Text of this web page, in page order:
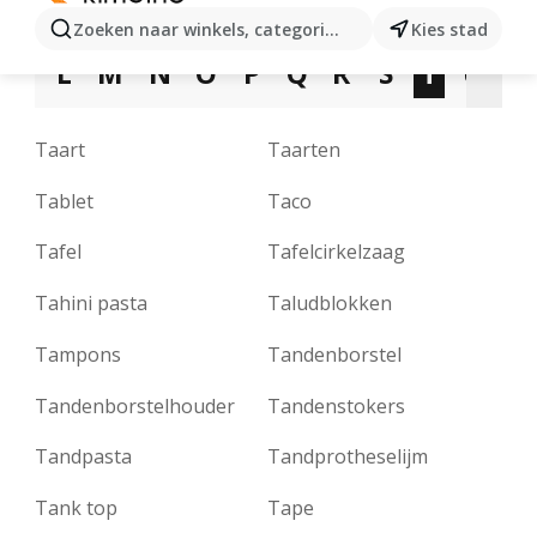
Zoeken naar winkels, categorieën, producten...
Kies stad
3 5 7 9 A B D E F
L
M N O P Q R S T U
Taart
Taarten
Tablet
Taco
Tafel
Tafelcirkelzaag
Tahini pasta
Taludblokken
Tampons
Tandenborstel
Tandenborstelhouder
Tandenstokers
Tandpasta
Tandprotheselijm
Tank top
Tape